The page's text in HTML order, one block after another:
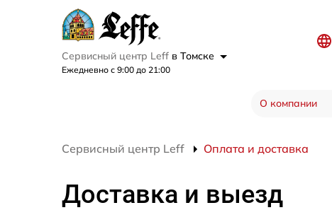
Сервисный центр Leff в Томске
Ежедневно с 9:00 до 21:00
О компании
Сервисный центр Leff Оплата и доставка
Доставка и выезд